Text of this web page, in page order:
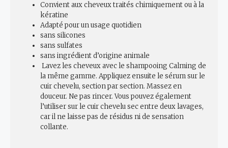
Convient aux cheveux traités chimiquement ou à la
kératine
Adapté pour un usage quotidien
sans silicones
sans sulfates
sans ingrédient d’origine animale
Lavez les cheveux avec le shampooing Calming de
la même gamme. Appliquez ensuite le sérum sur le
cuir chevelu, section par section. Massez en
douceur. Ne pas rincer. Vous pouvez également
l’utiliser sur le cuir chevelu sec entre deux lavages,
car il ne laisse pas de résidus ni de sensation
collante.